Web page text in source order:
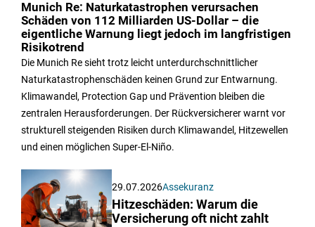
Munich Re: Naturkatastrophen verursachen
Schäden von 112 Milliarden US-Dollar – die
eigentliche Warnung liegt jedoch im langfristigen
Risikotrend
Die Munich Re sieht trotz leicht unterdurchschnittlicher
Naturkatastrophenschäden keinen Grund zur Entwarnung.
Klimawandel, Protection Gap und Prävention bleiben die
zentralen Herausforderungen. Der Rückversicherer warnt vor
strukturell steigenden Risiken durch Klimawandel, Hitzewellen
und einen möglichen Super-El-Niño.
29.07.2026Assekuranz
Hitzeschäden: Warum die
Versicherung oft nicht zahlt